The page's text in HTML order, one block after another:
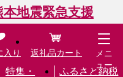
本地震緊急支援
特集・
ふるさと納税
入り 返礼品カート
メニ
ュー